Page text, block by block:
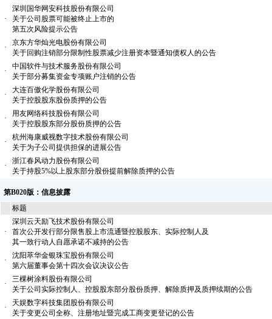
·
深圳国华网安科技股份有限公司
关于公司股票可能被终止上市的
第五次风险提示公告
·
京东方华灿光电股份有限公司
关于回购注销部分限制性股票减少注册资本暨通知债权人的公告
·
中国软件与技术服务股份有限公司
关于部分募集资金专项账户注销的公告
·
大连百傲化学股份有限公司
关于控股股东股份质押的公告
·
用友网络科技股份有限公司
关于控股股东部分股份质押的公告
·
杭州海康威视数字技术股份有限公司
关于为子公司提供担保的进展公告
·
浙江春风动力股份有限公司
关于持股5%以上股东部分股份提前解除质押的公告
第B020版：信息披露
标题
·
深圳云天励飞技术股份有限公司
首次公开发行部分限售股上市流通暨控股股东、实际控制人及
其一致行动人自愿承诺不减持的公告
·
沈阳萃华金银珠宝股份有限公司
第六届董事会第十四次会议决议公告
·
三棵树涂料股份有限公司
关于公司实际控制人、控股股东部分股份质押、解除质押及质押续期的公告
·
天娱数字科技集团股份有限公司
关于变更公司全称、注册地址暨完成工商变更登记的公告